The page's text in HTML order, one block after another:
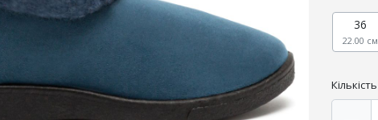
36
22.00 см
Кількість